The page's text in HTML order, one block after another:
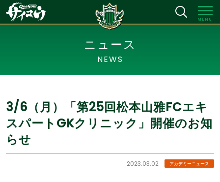
MENU
ニュース
NEWS
3/6（月）「第25回松本山雅FCエキ
スパートGKクリニック」開催のお知
らせ
2023.03.02 アカデミーニュース